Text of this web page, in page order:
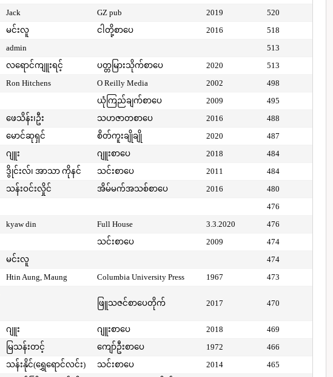
Jack GZ pub 2019
520
မင်းလူ ငါတို့စာပေ 2016
518
admin
513
လရောင်ကျူးရင့် ပတ္တမြားသိုက်စာပေ 2020
513
Ron Hitchens O Reilly Media 2002
498
ယုံကြည်ချက်စာပေ 2009
495
ဖေသိန်း၊ဦး သဟဇာတစာပေ 2016
488
မောင်ဆုရှင် စိတ်ကူးချိုချို 2020
487
ဂျူး ဂျူးစာပေ 2018
484
ဒွိုင်းလ်၊ အာသာ ကိုနင် သင်းစာပေ 2011
484
သန်းဝင်းလှိုင် အိမ်မက်အသစ်စာပေ 2016
480
476
kyaw din Full House 3.3.2020
476
သင်းစာပေ 2009
474
မင်းလူ
474
Htin Aung, Maung Columbia University Press 1967 473
ဖြူသဇင်စာပေတိုက် 2017 470
ဂျူး ဂျူးစာပေ 2018
469
မြသန်းတင့် ကျော်ဦးစာပေ 1972
466
သန်းနိုင်(ရွှေရောင်လင်း) သင်းစာပေ 2014
465